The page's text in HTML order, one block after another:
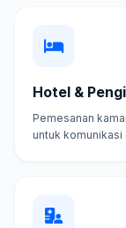
Hotel &
Pemesanan
untuk